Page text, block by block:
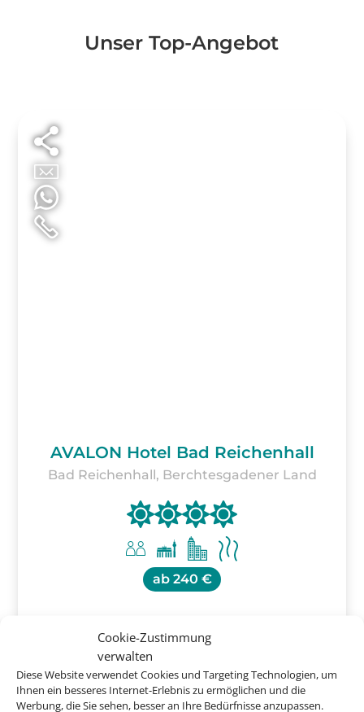
Cookie-Zustimmung
verwalten
Diese Website verwendet Cookies und Targeting Technologien, um
Ihnen ein besseres Internet-Erlebnis zu ermöglichen und die
Werbung, die Sie sehen, besser an Ihre Bedürfnisse anzupassen.
Unser Top-Angebot
AVALON Hotel Bad Reichenhall
Bad Reichenhall, Berchtesgadener Land
ab 240 €
Entdecken Sie jetzt die